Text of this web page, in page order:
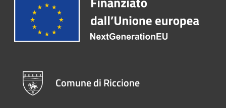
Comune di Riccione